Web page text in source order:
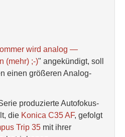
wird analog —
(mehr) ;-)" angekündigt, soll
einen größeren Analog-
produzierte Autofokus-
die Konica C35 AF, gefolgt
Trip 35 mit ihrer